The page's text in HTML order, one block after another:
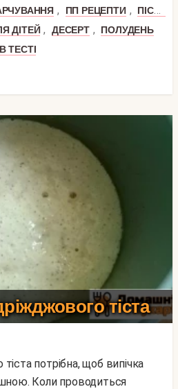
, ПП РЕЦЕПТИ ,
ПІСНІ СТРАВИ
ДІТЕЙ , ДЕСЕРТ ,
ПОЛУДЕНЬ
ТЕСТІ
тіста
Коли проводиться